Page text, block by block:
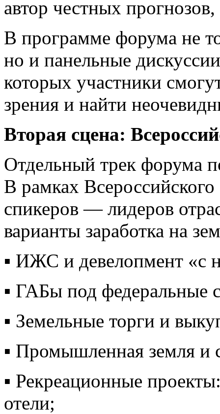
автор честных
В программе форума не
но и панельные
которых участники
зрения и найти
Вторая сцена:
Отдельный трек форума
В рамках
спикеров — лидеров
варианты заработка на
▪️ ИЖС и девелопмент «с
▪️ ГАБы под федеральные
▪️ Земельные торги и
▪️ Промышленная земля и
▪️ Рекреационные
отели;